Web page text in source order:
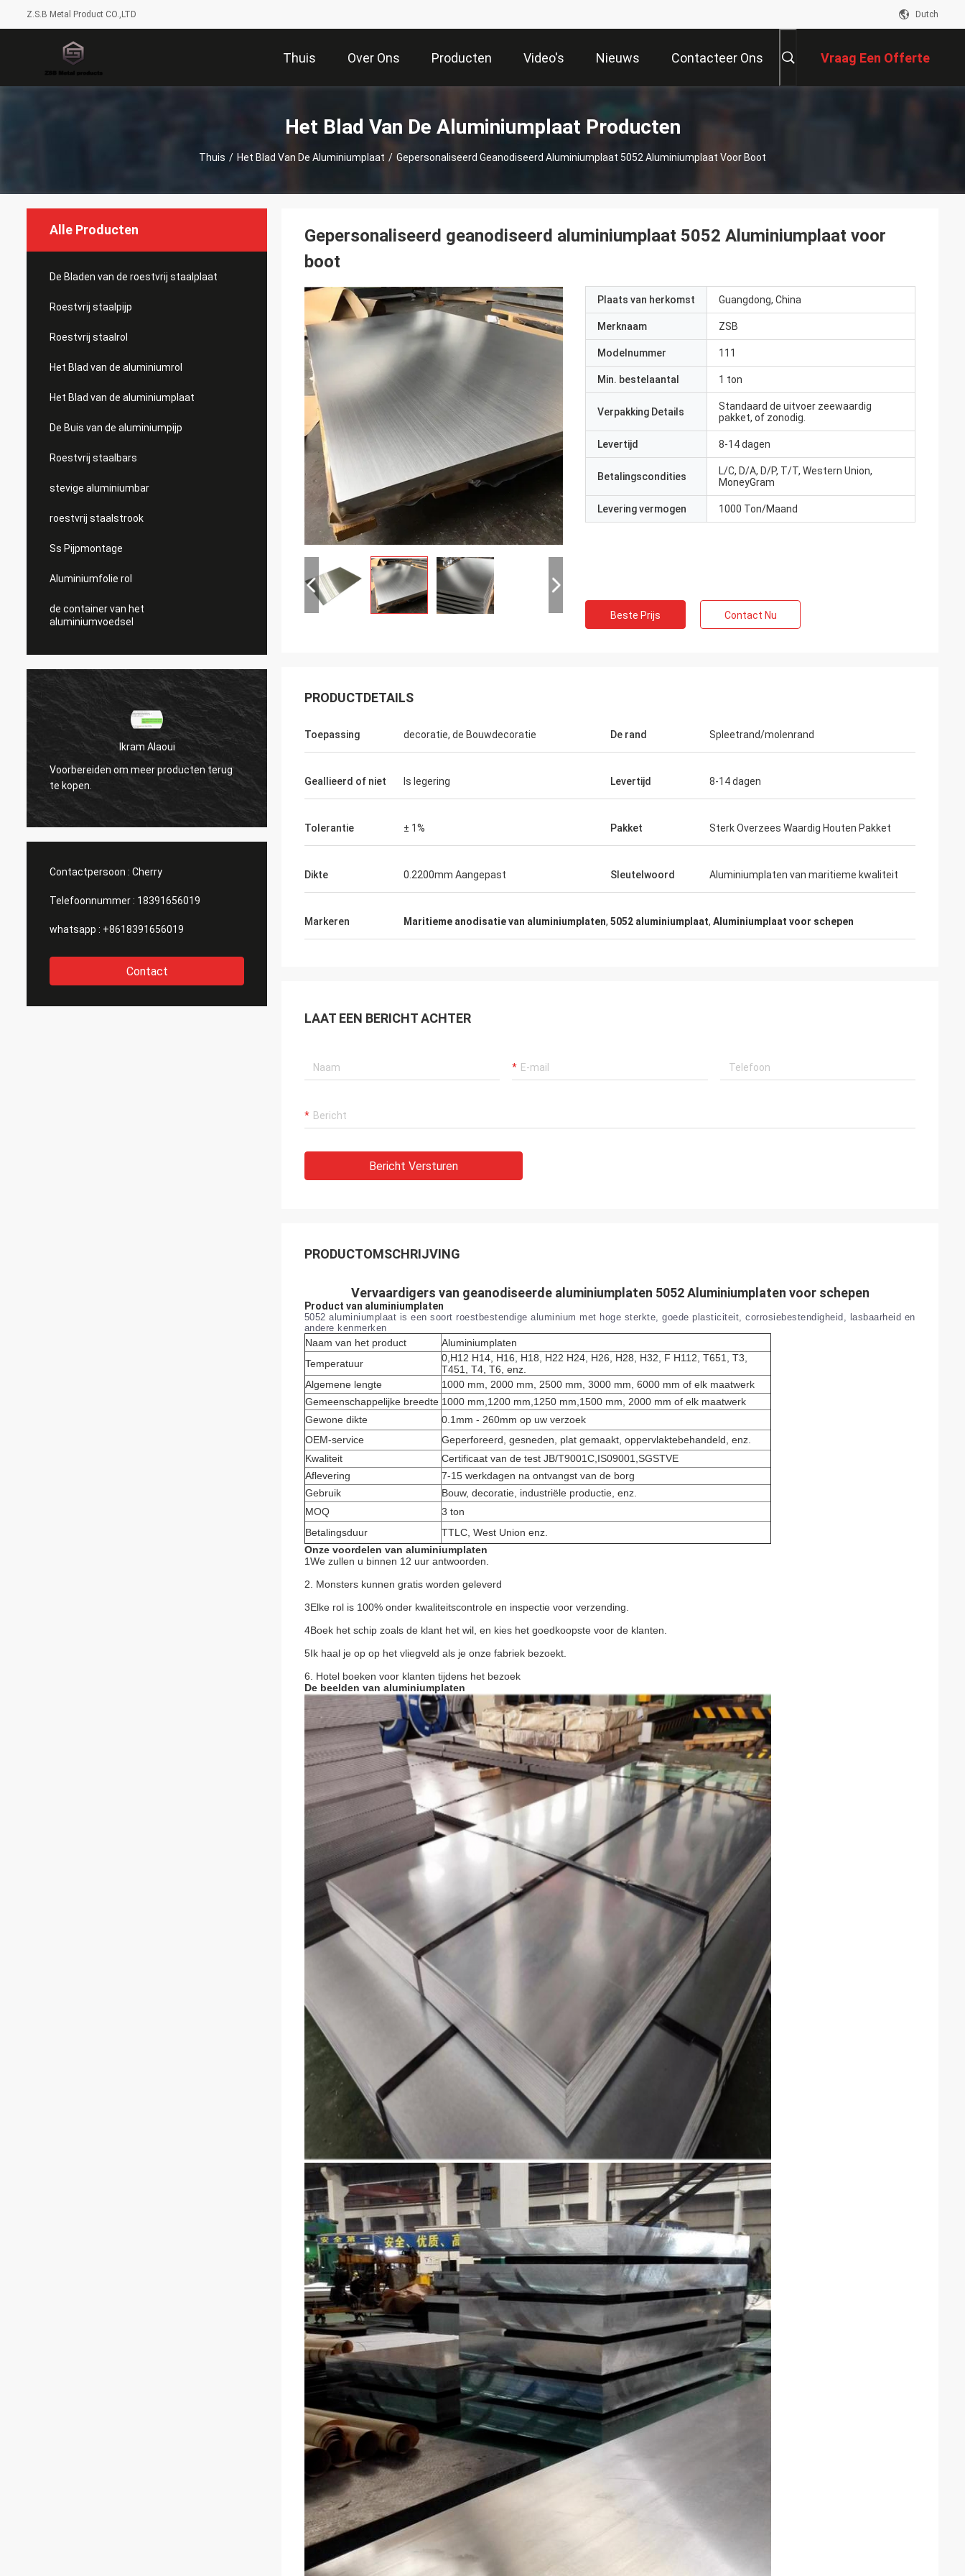
Z.S.B Metal Product CO.,LTD Dutch
Thuis Over Ons Producten Video's Nieuws Contacteer Ons Vraag Een Offerte
Het Blad Van De Aluminiumplaat Producten
Thuis / Het Blad Van De Aluminiumplaat / Gepersonaliseerd Geanodiseerd Aluminiumplaat 5052 Aluminiumplaat Voor Boot
Alle Producten
De Bladen van de roestvrij staalplaat
Roestvrij staalpijp
Roestvrij staalrol
Het Blad van de aluminiumrol
Het Blad van de aluminiumplaat
De Buis van de aluminiumpijp
Roestvrij staalbars
stevige aluminiumbar
roestvrij staalstrook
Ss Pijpmontage
Aluminiumfolie rol
de container van het
aluminiumvoedsel
Ikram Alaoui
Voorbereiden om meer producten terug
te kopen.
te kopen.
Contactpersoon : Cherry
Telefoonnummer : 18391656019
whatsapp : +8618391656019
Contact
Gepersonaliseerd geanodiseerd aluminiumplaat 5052 Aluminiumplaat voor
boot
Plaats van herkomst Guangdong, China
Merknaam ZSB
Modelnummer 111
Min. bestelaantal 1 ton
Verpakking Details
Standaard de uitvoer zeewaardig
pakket, of zonodig.
Levertijd 8-14 dagen
Betalingscondities
L/C, D/A, D/P, T/T, Western Union,
MoneyGram
Levering vermogen 1000 Ton/Maand
Beste Prijs Contact Nu
PRODUCTDETAILS
Toepassing decoratie, de Bouwdecoratie De rand Spleetrand/molenrand
Geallieerd of niet Is legering Levertijd 8-14 dagen
Tolerantie ± 1% Pakket Sterk Overzees Waardig Houten Pakket
Dikte 0.2200mm Aangepast Sleutelwoord Aluminiumplaten van maritieme kwaliteit
Markeren Maritieme anodisatie van aluminiumplaten, 5052 aluminiumplaat, Aluminiumplaat voor schepen
LAAT EEN BERICHT ACHTER
Bericht Versturen
PRODUCTOMSCHRIJVING
Vervaardigers van geanodiseerde aluminiumplaten 5052 Aluminiumplaten voor schepen
Product van aluminiumplaten
5052 aluminiumplaat is een soort roestbestendige aluminium met hoge sterkte, goede plasticiteit, corrosiebestendigheid, lasbaarheid en
andere kenmerken
Naam van het product
Aluminiumplaten
Temperatuur
0,H12 H14, H16, H18, H22 H24, H26, H28, H32, F H112, T651, T3,
T451, T4, T6, enz.
Algemene lengte
1000 mm, 2000 mm, 2500 mm, 3000 mm, 6000 mm of elk maatwerk
Gemeenschappelijke breedte 1000 mm,1200 mm,1250 mm,1500 mm, 2000 mm of elk maatwerk
Gewone dikte
0.1mm - 260mm op uw verzoek
OEM-service
Geperforeerd, gesneden, plat gemaakt, oppervlaktebehandeld, enz.
Kwaliteit
Certificaat van de test JB/T9001C,IS09001,SGSTVE
Aflevering
7-15 werkdagen na ontvangst van de borg
Gebruik
Bouw, decoratie, industriële productie, enz.
MOQ
3 ton
Betalingsduur
TTLC, West Union enz.
Onze voordelen van aluminiumplaten
1We zullen u binnen 12 uur antwoorden.
2. Monsters kunnen gratis worden geleverd
3Elke rol is 100% onder kwaliteitscontrole en inspectie voor verzending.
4Boek het schip zoals de klant het wil, en kies het goedkoopste voor de klanten.
5Ik haal je op op het vliegveld als je onze fabriek bezoekt.
6. Hotel boeken voor klanten tijdens het bezoek
De beelden van aluminiumplaten